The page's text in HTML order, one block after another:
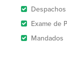
Despachos
Exame de
Mandados